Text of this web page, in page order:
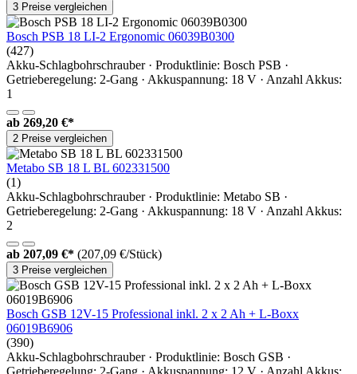
3 Preise vergleichen
Bosch PSB 18 LI-2 Ergonomic 06039B0300
(427)
Akku-Schlagbohrschrauber · Produktlinie: Bosch PSB ·
Getrieberegelung: 2-Gang · Akkuspannung: 18 V · Anzahl Akkus:
1
ab 269,20 €*
2 Preise vergleichen
Metabo SB 18 L BL 602331500
(1)
Akku-Schlagbohrschrauber · Produktlinie: Metabo SB ·
Getrieberegelung: 2-Gang · Akkuspannung: 18 V · Anzahl Akkus:
2
ab 207,09 €* (207,09 €/Stück)
3 Preise vergleichen
Bosch GSB 12V-15 Professional inkl. 2 x 2 Ah + L-Boxx
06019B6906
(390)
Akku-Schlagbohrschrauber · Produktlinie: Bosch GSB ·
Getrieberegelung: 2-Gang · Akkuspannung: 12 V · Anzahl Akkus: